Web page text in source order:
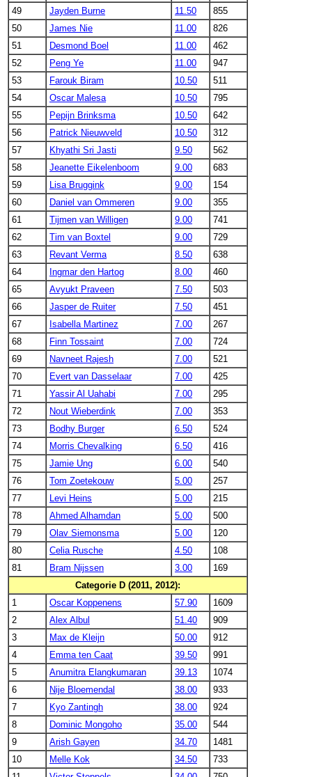
49
Jayden Burne 11.50
855
50
James Nie 11.00
826
51
Desmond Boel 11.00
462
52
Peng Ye 11.00
947
53
Farouk Biram 10.50
511
54
Oscar Malesa 10.50
795
55
Pepijn Brinksma 10.50
642
56
Patrick Nieuwveld 10.50
312
57
Khyathi Sri Jasti 9.50
562
58
Jeanette Eikelenboom 9.00
683
59
Lisa Bruggink 9.00
154
60
Daniel van Ommeren 9.00
355
61
Tijmen van Willigen 9.00
741
62
Tim van Boxtel 9.00
729
63
Revant Verma 8.50
638
64
Ingmar den Hartog 8.00
460
65
Avyukt Praveen 7.50
503
66
Jasper de Ruiter 7.50
451
67
Isabella Martinez 7.00
267
68
Finn Tossaint 7.00
724
69
Navneet Rajesh 7.00
521
70
Evert van Dasselaar 7.00
425
71
Yassir Al Uahabi 7.00
295
72
Nout Wieberdink 7.00
353
73
Bodhy Burger 6.50
524
74
Morris Chevalking 6.50
416
75
Jamie Ung 6.00
540
76
Tom Zoetekouw 5.00
257
77
Levi Heins 5.00
215
78
Ahmed Alhamdan 5.00
500
79
Olav Siemonsma 5.00
120
80
Celia Rusche 4.50
108
81
Bram Nijssen 3.00
169
Categorie D (2011, 2012):
1
Oscar Koppenens 57.90
1609
2
Alex Albul 51.40
909
3
Max de Kleijn 50.00
912
4
Emma ten Caat 39.50
991
5
Anumitra Elangkumaran 39.13
1074
6
Nije Bloemendal 38.00
933
7
Kyo Zantingh 38.00
924
8
Dominic Mongoho 35.00
544
9
Arish Gayen 34.70
1481
10
Melle Kok 34.50
733